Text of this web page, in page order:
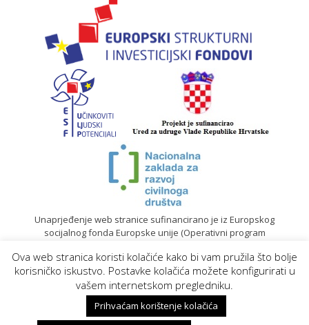
Unaprjeđenje web stranice sufinancirano je iz Europskog
socijalnog fonda Europske unije (Operativni program
© 2020. Sadržaj mrežne stranice isključiva je odgovornost
Gradskog društva Crvenog križa Koprivnica | Izrada web
stranica
Ova web stranica koristi kolačiće kako bi vam pružila što bolje
korisničko iskustvo. Postavke kolačića možete konfigurirati u
vašem internetskom pregledniku.
Prihvaćam korištenje kolačića